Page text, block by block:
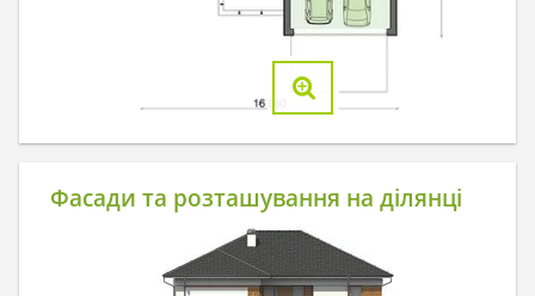
Фасади та розташування на ділянці